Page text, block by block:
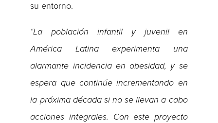
su entorno.
“La población infantil y juvenil en
América Latina experimenta una
alarmante incidencia en obesidad, y se
espera que continúe incrementando en
la próxima década si no se llevan a cabo
acciones integrales. Con este proyecto